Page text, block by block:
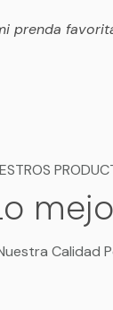
prenda
Calidad